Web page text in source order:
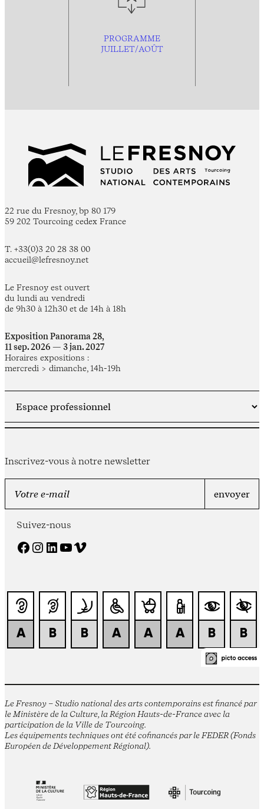
PROGRAMME
JUILLET/AOÛT
22 rue du Fresnoy, bp 80 179
59 202 Tourcoing cedex France
T. +33(0)3 20 28 38 00
accueil@lefresnoy.net
Le Fresnoy est ouvert
du lundi au vendredi
de 9h30 à 12h30 et de 14h à 18h
Exposition Panorama 28,
11 sep. 2026 — 3 jan. 2027
Horaires expositions :
mercredi > dimanche, 14h-19h
Inscrivez-vous à notre newsletter
Suivez-nous
Facebook Instagram LinkedIn YouTube Vimeo
Le Fresnoy – Studio national des arts contemporains est financé par
le Ministère de la Culture, la Région Hauts-de-France avec la
participation de la Ville de Tourcoing.
Les équipements techniques ont été cofinancés par le FEDER (Fonds
Européen de Développement Régional).